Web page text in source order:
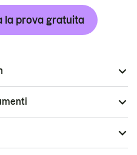
la prova gratuita